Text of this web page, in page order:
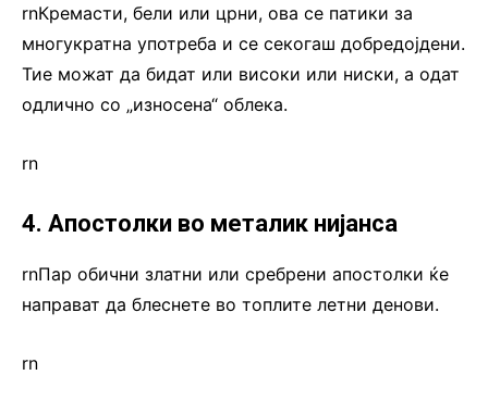
rnКремасти, бели или црни, ова се патики за
многукратна употреба и се секогаш добредојдени.
Тие можат да бидат или високи или ниски, а одат
одлично со „износена“ облека.
rn
4. Апостолки во металик нијанса
rnПар обични златни или сребрени апостолки ќе
направат да блеснете во топлите летни денови.
rn